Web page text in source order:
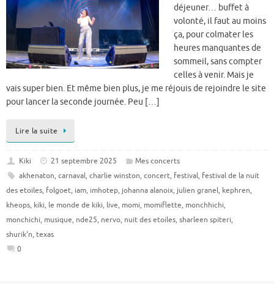
déjeuner… buffet à
volonté, il faut au moins
ça, pour colmater les
heures manquantes de
sommeil, sans compter
celles à venir. Mais je
vais super bien. Et même bien plus, je me réjouis de rejoindre le site
pour lancer la seconde journée. Peu […]
Lire la suite
Kiki 21 septembre 2025
Mes concerts
akhenaton, carnaval, charlie winston, concert, festival, festival de la nuit
des etoiles, folgoet, iam, imhotep, johanna alanoix, julien granel, kephren,
kheops, kiki, le monde de kiki, live, momi, momiflette, monchhichi,
monchichi, musique, nde25, nervo, nuit des etoiles, sharleen spiteri,
shurik'n, texas
0